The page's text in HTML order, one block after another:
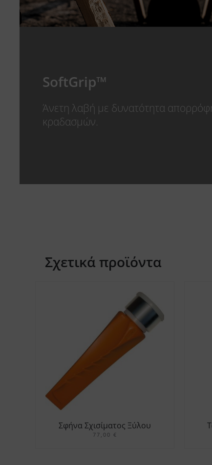
SoftGrip™
Άνετη λαβή με δυνατότητα
κραδασμών.
Σχετικά προϊόντα
Σφήνα Σχισίματος Ξύλου
Ελικοειδής
77,00 €